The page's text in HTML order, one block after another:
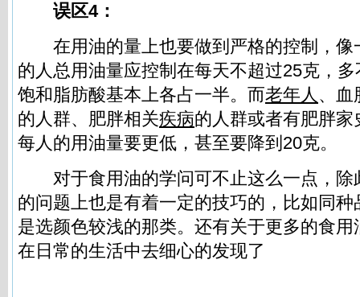
误区4：
在用油的量上也要做到严格的控制，像
的人总用油量应控制在每天不超过25克，
饱和脂肪酸基本上各占一半。而老年人 、血
的人群、肥胖相关疾病的人群或者有肥胖
每人的用油量要更低，甚至要降到20克。
对于食用油的学问可不止这么一点，除
的问题上也是有着一定的技巧的，比如同
是选颜色较浅的那类。还有关于更多的食
在日常的生活中去细心的发现了